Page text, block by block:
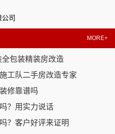
司
MORE+
包装精装房改造
工队二手房改造专家
修靠谱吗
？用实力说话
？客户好评来证明